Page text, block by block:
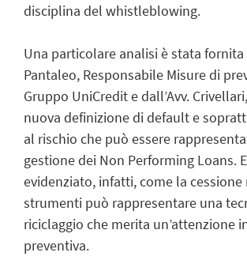
disciplina del whistleblowing.
Una particolare analisi è stata
Pantaleo, Responsabile Misure di
Gruppo UniCredit e dall’Avv.
nuova definizione di default e
al rischio che può essere
gestione dei Non Performing Loans.
evidenziato, infatti, come la
strumenti può rappresentare una
riciclaggio che merita un’attenzione
preventiva.